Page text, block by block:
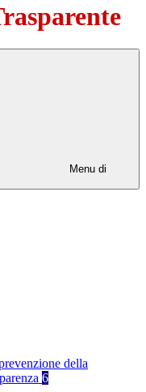
Menu di
della
6